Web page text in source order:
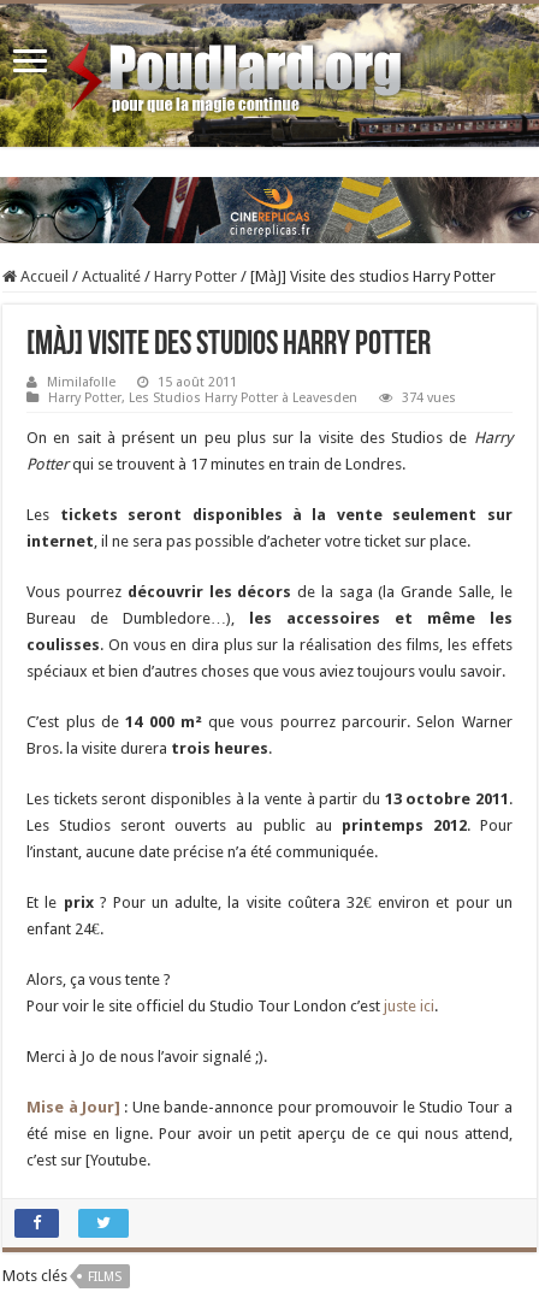
Accueil / Actualité / Harry Potter / [MàJ] Visite des studios Harry Potter
[MàJ] Visite des studios Harry Potter
Mimilafolle
15 août 2011
Harry Potter, Les Studios Harry Potter à Leavesden 374 vues
On en sait à présent un peu plus sur la visite des Studios de Harry
Potterqui se trouvent à 17 minutes en train de Londres.
Les tickets seront disponibles à la vente seulement sur
internet, il ne sera pas possible d’acheter votre ticket sur place.
Vous pourrez découvrir les décors de la saga (la Grande Salle, le
Bureau de Dumbledore…),
les accessoires et même les
coulisses. On vous en dira plus sur la réalisation des films, les effets
spéciaux et bien d’autres choses que vous aviez toujours voulu savoir.
C’est plus de14 000 m²que vous pourrez parcourir. Selon Warner
Bros. la visite durera trois heures.
Les tickets seront disponibles à la vente à partir du 13 octobre 2011 .
Les Studios seront ouverts au public au printemps 2012. Pour
l’instant, aucune date précise n’a été communiquée.
Et le prix? Pour un adulte, la visite coûtera 32€ environ et pour un
enfant 24€.
Alors, ça vous tente ?
Pour voir le site officiel du Studio Tour London c’estjuste ici.
Merci à Jo de nous l’avoir signalé ;).
Mise à Jour] : Une bande-annonce pour promouvoir le Studio Tour a
été mise en ligne. Pour avoir un petit aperçu de ce qui nous attend,
c’est sur [Youtube.
Mots clés FILMS